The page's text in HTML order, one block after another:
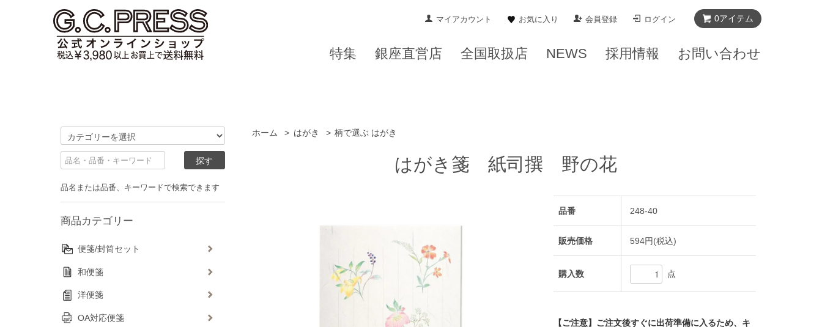
ホーム > はがき > 柄で選ぶ はがき
はがき箋 紙司撰 野の花
品番 248-40
販売価格 594円(税込)
購入数 点
【ご注意】ご注文後すぐに出荷準備に入るため、キ
品名または品番、キーワードで検索できます
商品カテゴリー
便箋/封筒セット
和便箋
洋便箋
OA対応便箋
0アイテム
マイアカウント お気に入り 会員登録 ログイン
特集 銀座直営店 全国取扱店 NEWS 採用情報 お問い合わせ